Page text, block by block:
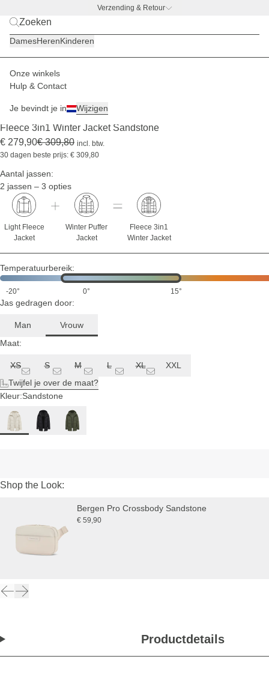
Verzending & Retour
DamesHerenKinderen
Onze winkels
Hulp & Contact
Je bevindt je in Wijzigen
Dames Jassen
(0)
Fleece 3in1 Winter Jacket Sandstone
€ 279,90€ 309,80 incl. btw.
30 dagen beste prijs: € 309,80
Aantal jassen:
2 jassen – 3 opties
Light Fleece
Jacket
Winter Puffer
Jacket
Fleece 3in1
Winter Jacket
Temperatuurbereik:
-20° 0° 15°
Jas gedragen door:
Man
Vrouw
Maat:
XS S M L XL
XXL
Twijfel je over de maat?
Kleur:Sandstone
Shop the Look:
Bergen Pro Crossbody Sandstone
€ 59,90
Productdetails